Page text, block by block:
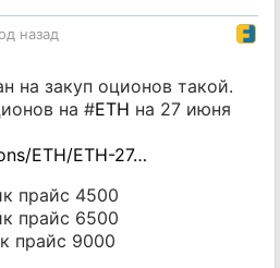
назад
на закуп оционов такой.
на #ETH на 27 июня
ETH/ETH-27…
прайс 4500
прайс 6500
прайс 9000